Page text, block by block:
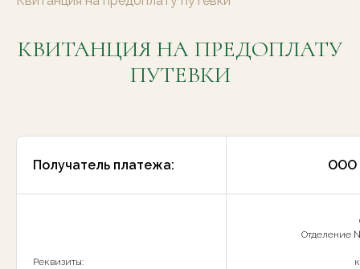
КВИТАНЦИЯ НА ПРЕДОПЛАТУ
ПУТЕВКИ
Получатель платежа: ООО
Реквизиты:
Отделение